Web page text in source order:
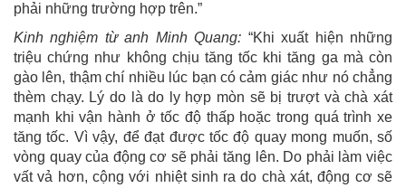
phải những trường hợp trên.”
Kinh nghiệm từ anh Minh Quang: “Khi xuất hiện những
triệu chứng như không chịu tăng tốc khi tăng ga mà còn
gào lên, thậm chí nhiều lúc bạn có cảm giác như nó chẳng
thèm chạy. Lý do là do ly hợp mòn sẽ bị trượt và chà xát
mạnh khi vận hành ở tốc độ thấp hoặc trong quá trình xe
tăng tốc. Vì vậy, để đạt được tốc độ quay mong muốn, số
vòng quay của động cơ sẽ phải tăng lên. Do phải làm việc
vất vả hơn, cộng với nhiệt sinh ra do chà xát, động cơ sẽ